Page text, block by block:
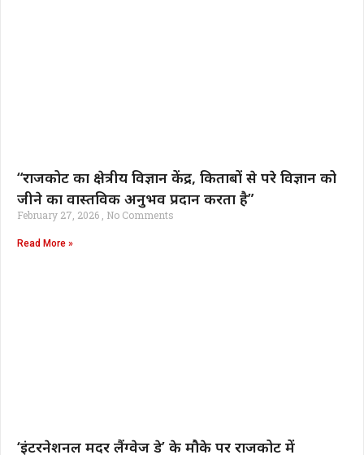
“राजकोट का क्षेत्रीय विज्ञान केंद्र, किताबों से परे विज्ञान को
जीने का वास्तविक अनुभव प्रदान करता है”
February 27, 2026 No Comments
Read More »
‘इंटरनेशनल मदर लैंग्वेज डे’ के मौके पर राजकोट में